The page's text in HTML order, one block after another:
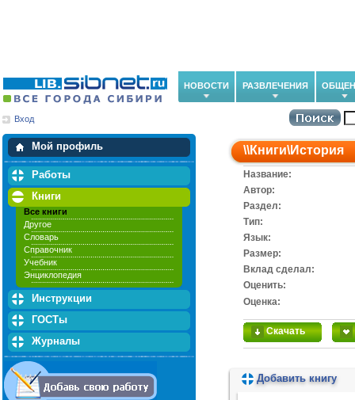
НОВОСТИ РАЗВЛЕЧЕНИЯ
Вход
Мой профиль
Мои закладки
Работы
Книги
Все книги
Другое
Словарь
Справочник
Учебник
Энциклопедия
Инструкции
ГОСТы
Журналы
\\Книги\История
Название:
Автор:
Раздел:
Тип:
Язык:
Размер:
Вклад сделал:
Оценить:
Оценка:
Скачать
Добавить книгу